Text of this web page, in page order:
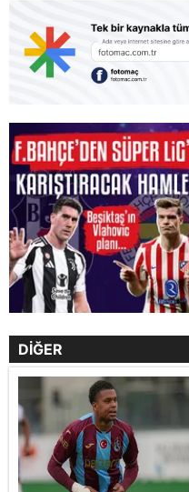
DİĞER